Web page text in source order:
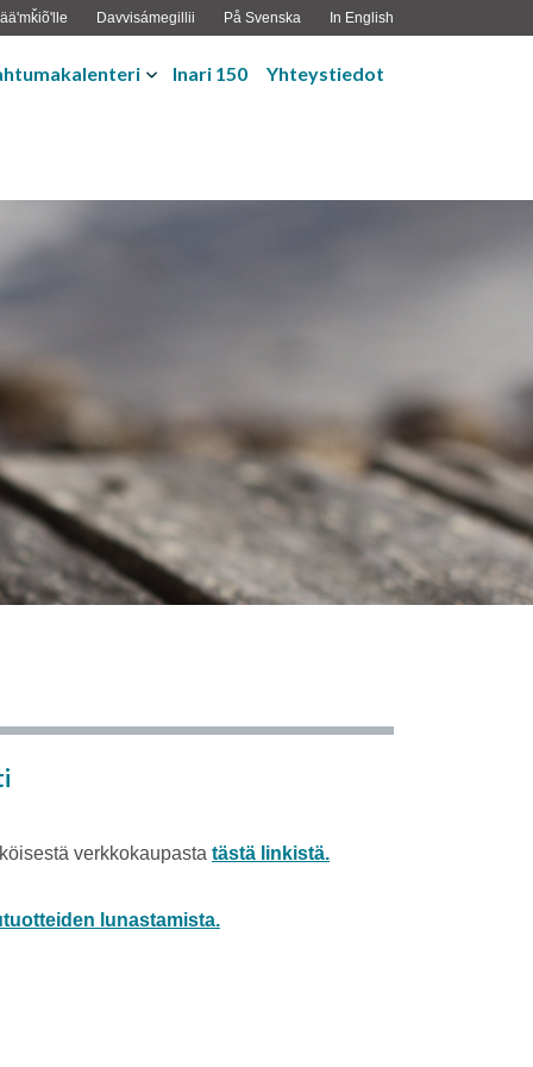
Davvisámegillii På Svenska In English
Inari 150 Yhteystiedot
verkkokaupasta tästä linkistä.
lunastamista.